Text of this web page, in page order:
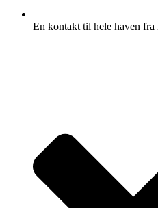
En kontakt til hele haven